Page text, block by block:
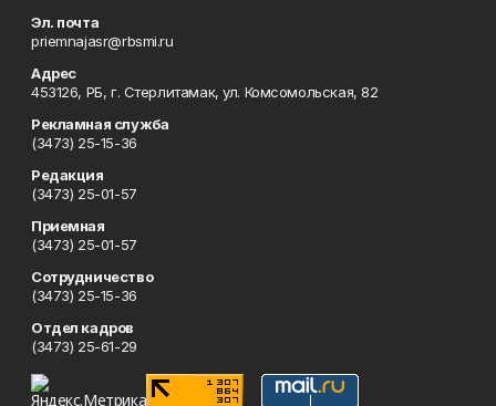
Эл. почта
priemnajasr@rbsmi.ru
Адрес
453126, РБ, г. Стерлитамак, ул. Комсомольская, 82
Рекламная служба
(3473) 25-15-36
Редакция
(3473) 25-01-57
Приемная
(3473) 25-01-57
Сотрудничество
(3473) 25-15-36
Отдел кадров
(3473) 25-61-29